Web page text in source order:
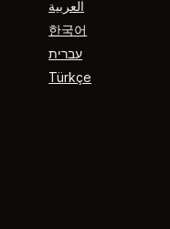
العربية
한국어
עברית
Türkçe